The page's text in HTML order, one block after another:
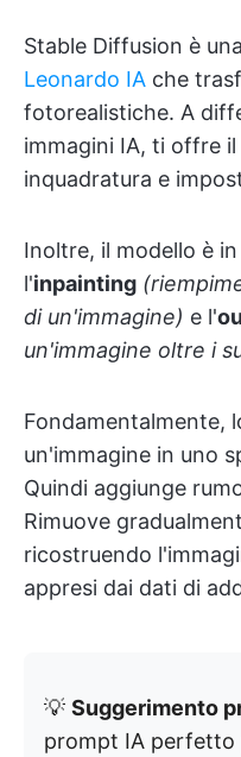
Stable Diffusion è
Leonardo IA che
fotorealistiche. A
immagini IA, ti offre
inquadratura e
Inoltre, il modello è
l'inpainting
di un'immagine) e l'
un'immagine oltre i
Fondamentalmente,
un'immagine in uno
Quindi aggiunge
Rimuove
ricostruendo
appresi dai dati di
💡 Suggerimento
prompt IA perfetto